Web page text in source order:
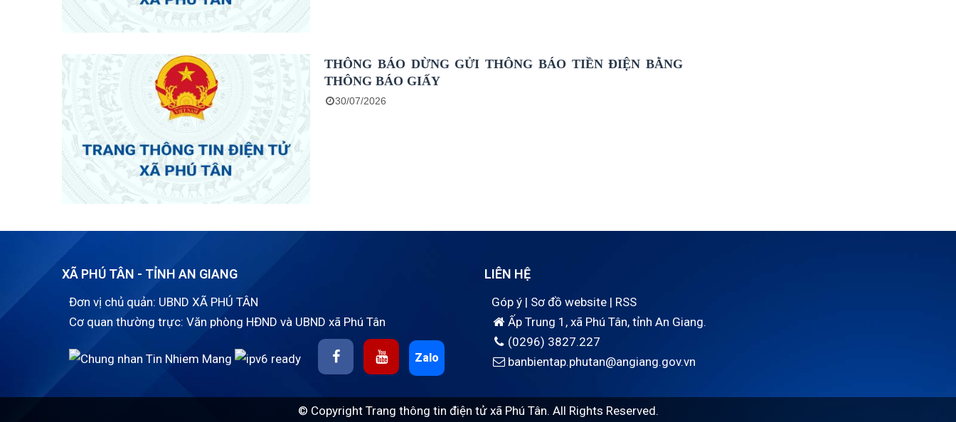
THÔNG BÁO DỪNG GỬI THÔNG BÁO TIỀN ĐIỆN BẰNG
THÔNG BÁO GIẤY
30/07/2026
XÃ PHÚ TÂN - TỈNH AN GIANG
Đơn vị chủ quản: UBND XÃ PHÚ TÂN
Cơ quan thường trực: Văn phòng HĐND và UBND xã Phú Tân
Zalo
LIÊN HỆ
Góp ý | Sơ đồ website | RSS
Ấp Trung 1, xã Phú Tân, tỉnh An Giang.
(0296) 3827.227
banbientap.phutan@angiang.gov.vn
© Copyright Trang thông tin điện tử xã Phú Tân. All Rights Reserved.